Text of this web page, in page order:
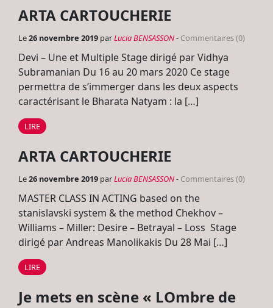
ARTA CARTOUCHERIE
Le26 novembre 2019 parLucia BENSASSON- Commentaires (0)
Devi – Une et Multiple Stage dirigé par Vidhya
Subramanian Du 16 au 20 mars 2020 Ce stage
permettra de s’immerger dans les deux aspects
caractérisant le Bharata Natyam : la […]
LIRE
ARTA CARTOUCHERIE
Le26 novembre 2019 parLucia BENSASSON- Commentaires (0)
MASTER CLASS IN ACTING based on the
stanislavski system & the method Chekhov –
Williams – Miller: Desire – Betrayal – Loss Stage
dirigé par Andreas Manolikakis Du 28 Mai […]
LIRE
Je mets en scène « LOmbre de